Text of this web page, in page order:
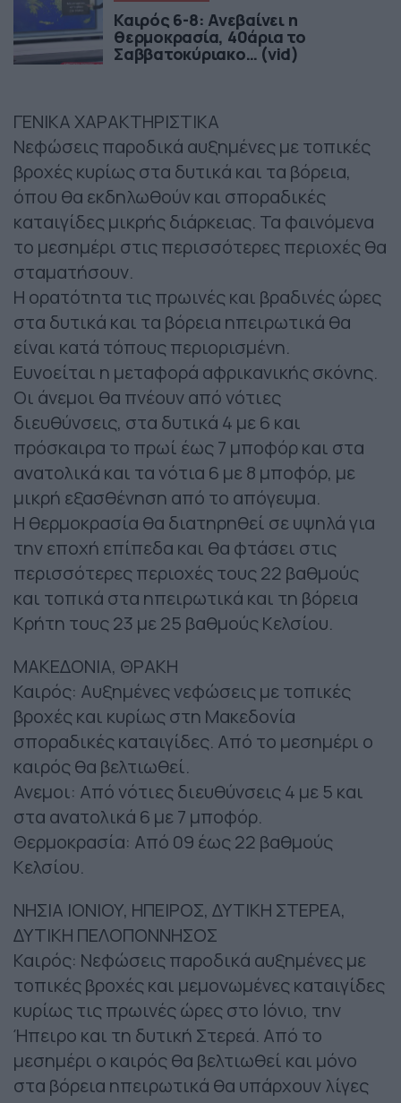
Καιρός 6-8: Ανεβαίνει η
θερμοκρασία, 40άρια το
Σαββατοκύριακο… (vid)
ΓΕΝΙΚΑ ΧΑΡΑΚΤΗΡΙΣΤΙΚΑ
Νεφώσεις παροδικά αυξημένες με τοπικές
βροχές κυρίως στα δυτικά και τα βόρεια,
όπου θα εκδηλωθούν και σποραδικές
καταιγίδες μικρής διάρκειας. Τα φαινόμενα
το μεσημέρι στις περισσότερες περιοχές θα
σταματήσουν.
Η ορατότητα τις πρωινές και βραδινές ώρες
στα δυτικά και τα βόρεια ηπειρωτικά θα
είναι κατά τόπους περιορισμένη.
Ευνοείται η μεταφορά αφρικανικής σκόνης.
Οι άνεμοι θα πνέουν από νότιες
διευθύνσεις, στα δυτικά 4 με 6 και
πρόσκαιρα το πρωί έως 7 μποφόρ και στα
ανατολικά και τα νότια 6 με 8 μποφόρ, με
μικρή εξασθένηση από το απόγευμα.
Η θερμοκρασία θα διατηρηθεί σε υψηλά για
την εποχή επίπεδα και θα φτάσει στις
περισσότερες περιοχές τους 22 βαθμούς
και τοπικά στα ηπειρωτικά και τη βόρεια
Κρήτη τους 23 με 25 βαθμούς Κελσίου.
ΜΑΚΕΔΟΝΙΑ, ΘΡΑΚΗ
Καιρός: Αυξημένες νεφώσεις με τοπικές
βροχές και κυρίως στη Μακεδονία
σποραδικές καταιγίδες. Από το μεσημέρι ο
καιρός θα βελτιωθεί.
Ανεμοι: Από νότιες διευθύνσεις 4 με 5 και
στα ανατολικά 6 με 7 μποφόρ.
Θερμοκρασία: Από 09 έως 22 βαθμούς
Κελσίου.
ΝΗΣΙΑ ΙΟΝΙΟΥ, ΗΠΕΙΡΟΣ, ΔΥΤΙΚΗ ΣΤΕΡΕΑ,
ΔΥΤΙΚΗ ΠΕΛΟΠΟΝΝΗΣΟΣ
Καιρός: Νεφώσεις παροδικά αυξημένες με
τοπικές βροχές και μεμονωμένες καταιγίδες
κυρίως τις πρωινές ώρες στο Ιόνιο, την
Ήπειρο και τη δυτική Στερεά. Από το
μεσημέρι ο καιρός θα βελτιωθεί και μόνο
στα βόρεια ηπειρωτικά θα υπάρχουν λίγες